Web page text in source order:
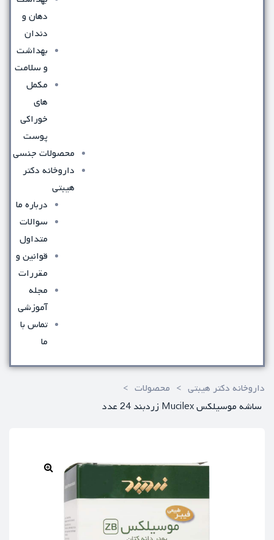
دهان و
دندان
بهداشت
و سلامت
مکمل
های
خوراکی
پوست
محصولات جنسی
داروخانه دکتر
هیبتی
درباره ما
سوالات
متداول
قوانین و
مقررات
مجله
آموزشی
تماس با
ما
داروخانه دکتر هیبتی > محصولات >
ساشه موسیلکس Mucilex زردبند 24 عدد